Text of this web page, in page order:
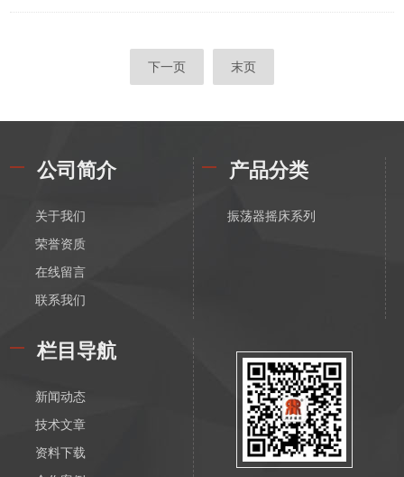
下一页 末页
公司简介
关于我们
荣誉资质
在线留言
联系我们
产品分类
振荡器摇床系列
栏目导航
新闻动态
技术文章
资料下载